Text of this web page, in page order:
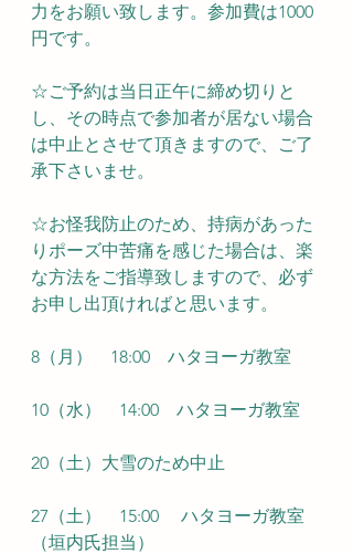
力をお願い致します。参加費は1000
円です。
☆ご予約は当日正午に締め切りと
し、その時点で参加者が居ない場合
は中止とさせて頂きますので、ご了
承下さいませ。
☆お怪我防止のため、持病があった
りポーズ中苦痛を感じた場合は、楽
な方法をご指導致しますので、必ず
お申し出頂ければと思います。
8（月）　18:00　ハタヨーガ教室
10（水）　14:00　ハタヨーガ教室
20（土）大雪のため中止
27（土）　15:00     ハタヨーガ教室
（垣内氏担当）